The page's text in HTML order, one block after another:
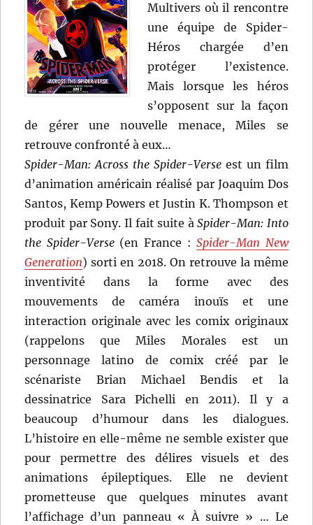
Multivers où il rencontre
une équipe de Spider-
Héros chargée d’en
protéger l’existence.
Mais lorsque les héros
s’opposent sur la façon
de gérer une nouvelle menace, Miles se
retrouve confronté à eux…
Spider-Man: Across the Spider-Verse est un film
d’animation américain réalisé par Joaquim Dos
Santos, Kemp Powers et Justin K. Thompson et
produit par Sony. Il fait suite àSpider-Man: Into
the Spider-Verse(en France :Spider-Man New
Generation) sorti en 2018. On retrouve la même
inventivité dans la forme avec des
mouvements de caméra inouïs et une
interaction originale avec les comix originaux
(rappelons que Miles Morales est un
personnage latino de comix créé par le
scénariste Brian Michael Bendis et la
dessinatrice Sara Pichelli en 2011). Il y a
beaucoup d’humour dans les dialogues.
L’histoire en elle-même ne semble exister que
pour permettre des délires visuels et des
animations épileptiques. Elle ne devient
prometteuse que quelques minutes avant
l’affichage d’un panneau « À suivre » … Le